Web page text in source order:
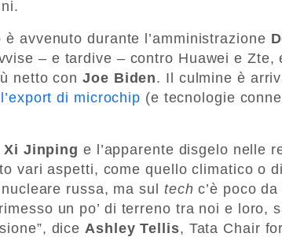
avvenuto durante l’amministrazione
– e tardive – contro Huawei e Zte,
netto conJoe Biden. Il culmine è
di microchip (e tecnologie
Xi Jinping e l’apparente disgelo nelle
vari aspetti, come quello climatico o
russa, ma sul techc’è poco
un po’ di terreno tra noi e loro,
dice Ashley Tellis, Tata Chair